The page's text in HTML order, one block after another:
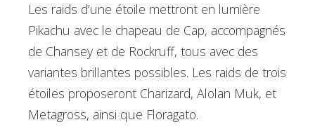
Les raids d’une étoile mettront en lumière
Pikachu avec le chapeau de Cap, accompagnés
de Chansey et de Rockruff, tous avec des
variantes brillantes possibles. Les raids de trois
étoiles proposeront Charizard, Alolan Muk, et
Metagross, ainsi que Floragato.